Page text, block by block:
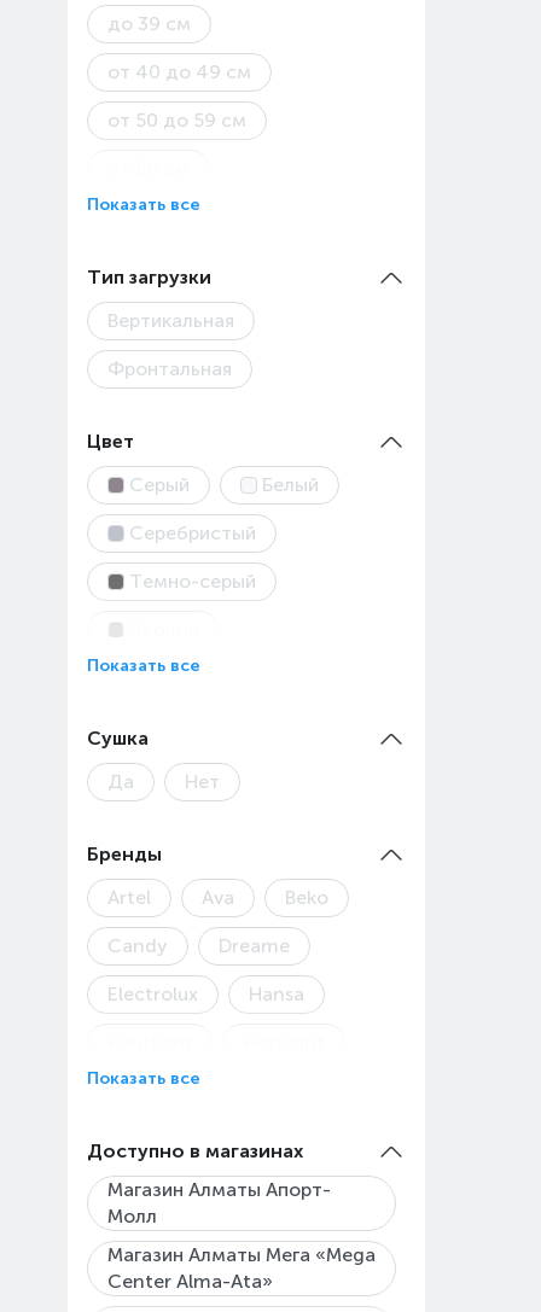
до 39 см
от 40 до 49 см
от 50 до 59 см
Показать все
Тип загрузки
Вертикальная
Фронтальная
Цвет
Серый
Белый
Серебристый
Темно-серый
Показать все
Сушка
Да
Нет
Бренды
Artel
Ava Beko
Candy Dreame
Electrolux Hansa
Indesit
Midea Samsung
Toshiba
Показать все
Доступно в магазинах
Магазин Алматы Апорт-
Молл
Магазин Алматы Мега «Mega
Center Alma-Ata»